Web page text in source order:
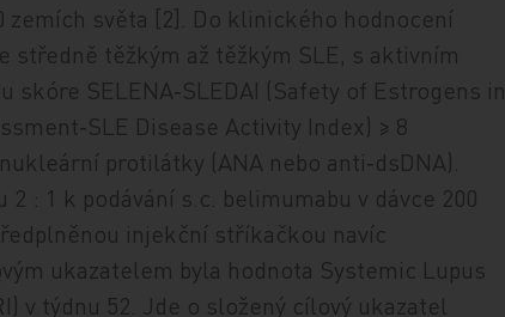
zemích světa [2]. Do klinického hodnocení
středně těžkým až těžkým SLE, s aktivním
SELENA‑SLEDAI (Safety of Estrogens in
Disease Activity Index) ≥ 8
protilátky (ANA nebo anti‑dsDNA).
: 1 k podávání s.c. belimumabu v dávce 200
injekční stříkačkou navíc
ukazatelem byla hodnota Systemic Lupus
v týdnu 52. Jde o složený cílový ukazatel